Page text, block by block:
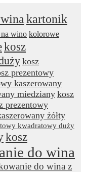
kartonik
wino kolorowe
kosz
kosz
prezentowy
kaszerowany
miedzianykosz
prezentowy
żółty
kwadratowy duży
kosz
do wina
do wina z